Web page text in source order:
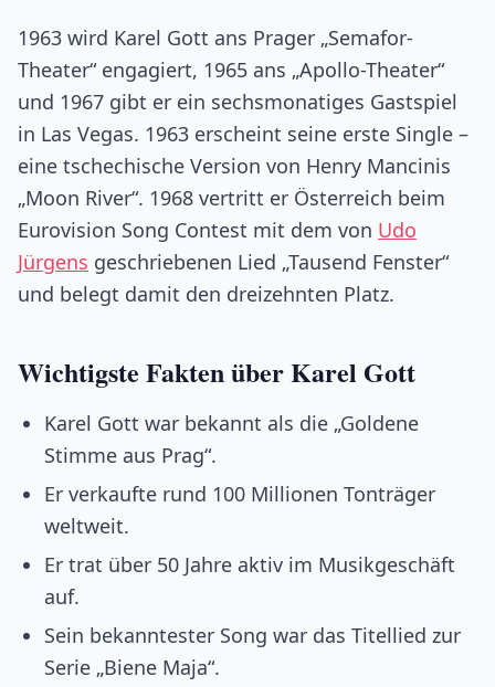
1963 wird Karel Gott ans Prager „Semafor-
Theater“ engagiert, 1965 ans „Apollo-Theater“
und 1967 gibt er ein sechsmonatiges Gastspiel
in Las Vegas. 1963 erscheint seine erste Single –
eine tschechische Version von Henry Mancinis
„Moon River“. 1968 vertritt er Österreich beim
Eurovision Song Contest mit dem von Udo
Jürgens geschriebenen Lied „Tausend Fenster“
und belegt damit den dreizehnten Platz.
Wichtigste Fakten über Karel Gott
Karel Gott war bekannt als die „Goldene
Stimme aus Prag“.
Er verkaufte rund 100 Millionen Tonträger
weltweit.
Er trat über 50 Jahre aktiv im Musikgeschäft
auf.
Sein bekanntester Song war das Titellied zur
Serie „Biene Maja“.